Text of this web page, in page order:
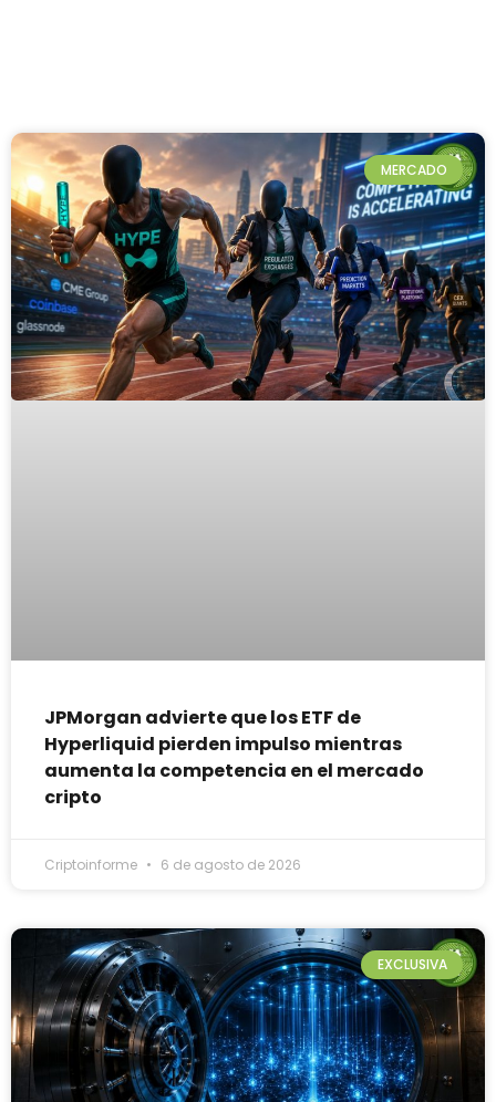
MERCADO
JPMorgan advierte que los ETF de
Hyperliquid pierden impulso mientras
aumenta la competencia en el mercado
cripto
Criptoinforme 6 de agosto de 2026
EXCLUSIVA